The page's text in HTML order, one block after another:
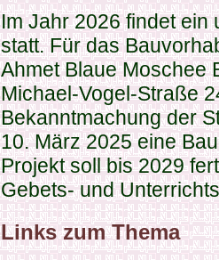
Im Jahr 2026 findet ein
statt. Für das
Ahmet Blaue Moschee
Michael-Vogel-Straße
Bekanntmachung der
10. März 2025 eine
Projekt soll bis 2029
Gebets- und
Links zum Thema